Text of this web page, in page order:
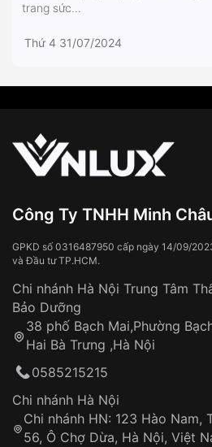
trang sức...
Thứ 4 31/07/2024
Công Ty TNHH Minh
GPKD số 0316487950 cấp ngày 14/09/
và Đầu tư TP.HCM.
Chi nhánh Hà Nội Trung Tâm
Bảo Dưỡng
38 phố Bạch Mai,Phường
Hai Bà Trưng ,Hà Nội
0585215215
Chi nhánh Hà Nội
Chi nhánh HN: 123 Hào Nam,
56, Ô Chợ Dừa, Hà Nội, Việt